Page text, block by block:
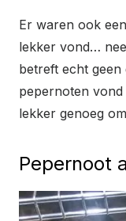
Er waren ook
lekker vond…
betreft echt geen
pepernoten
lekker genoeg
Pepernoot